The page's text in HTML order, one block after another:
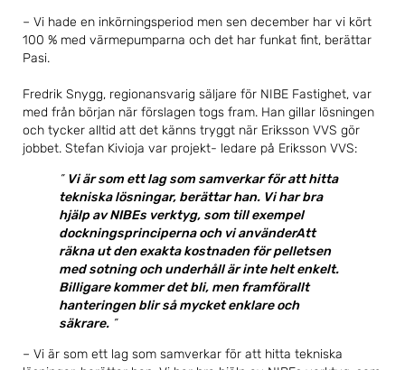
– Vi hade en inkörningsperiod men sen december har vi kört
100 % med värmepumparna och det har funkat fint, berättar
Pasi.
Fredrik Snygg, regionansvarig säljare för NIBE Fastighet, var
med från början när förslagen togs fram. Han gillar lösningen
och tycker alltid att det känns tryggt när Eriksson VVS gör
jobbet. Stefan Kivioja var projekt- ledare på Eriksson VVS:
Vi är som ett lag som samverkar för att hitta
tekniska lösningar, berättar han. Vi har bra
hjälp av NIBEs verktyg, som till exempel
dockningsprinciperna och vi använderAtt
räkna ut den exakta kostnaden för pelletsen
med sotning och underhåll är inte helt enkelt.
Billigare kommer det bli, men framförallt
hanteringen blir så mycket enklare och
säkrare.
– Vi är som ett lag som samverkar för att hitta tekniska